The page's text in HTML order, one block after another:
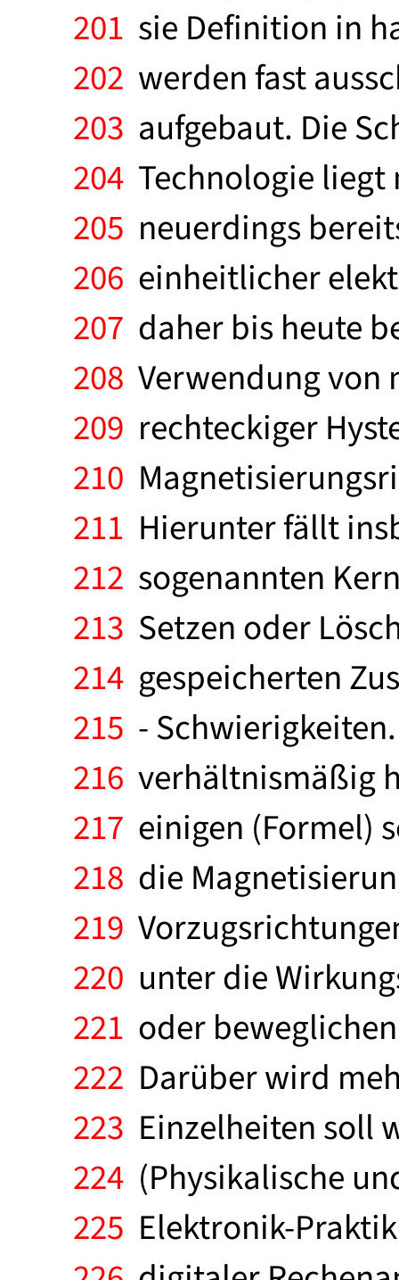
201 sie Definition in
202 werden fast
203 aufgebaut. Die
204 Technologie liegt
205 neuerdings
206 einheitlicher
207 daher bis heute
208 Verwendung von
209 rechteckiger
210
211 Hierunter fällt
212 sogenannten
213 Setzen oder
214 gespeicherten
215 -
216 verhältnismäßig
217 einigen (Formel)
218 die
219
220 unter die
221 oder
222 Darüber wird
223 Einzelheiten soll
224 (Physikalische
225 Elektronik-